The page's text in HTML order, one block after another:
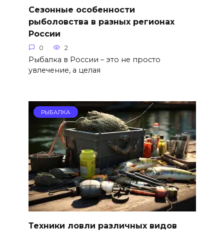
Сезонные особенности
рыболовства в разных регионах
России
0 2
Рыбалка в России – это не просто
увлечение, а целая
РЫБАЛКА
Техники ловли различных видов